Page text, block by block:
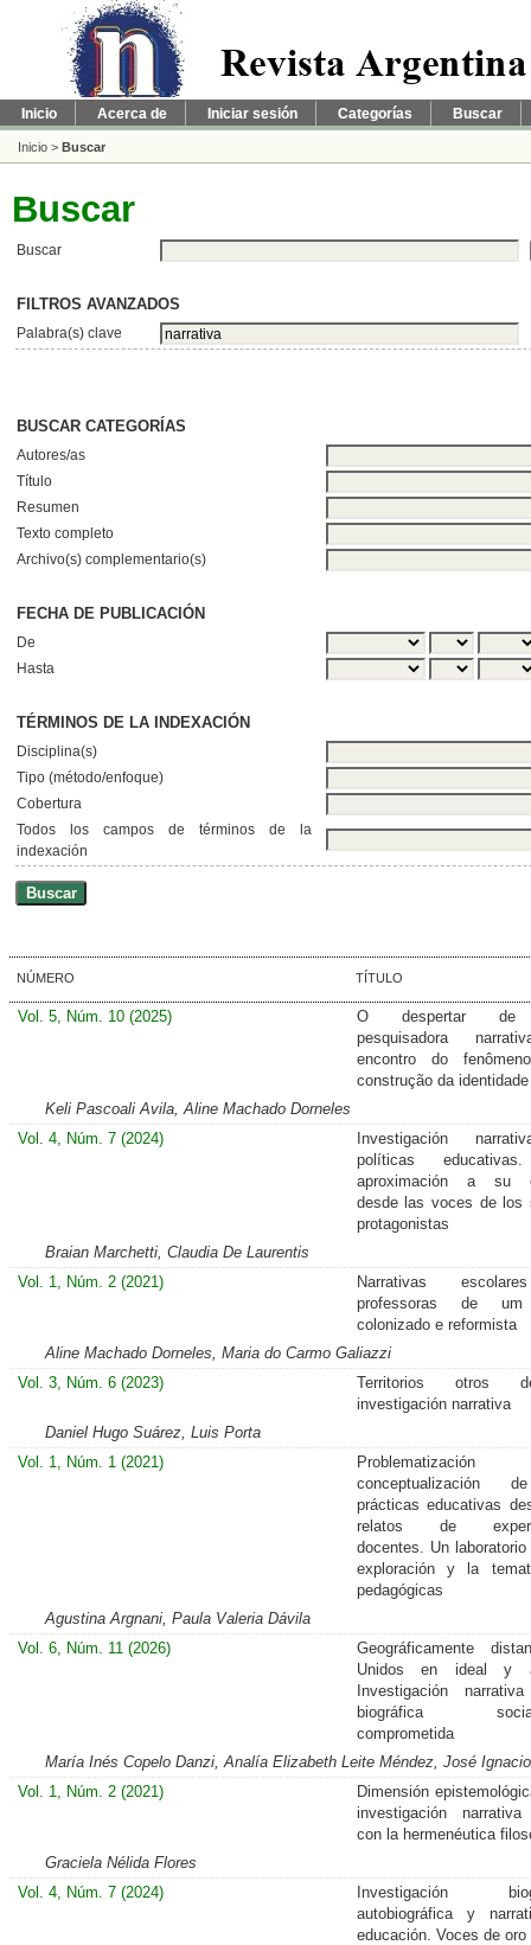
Inicio Acerca de Iniciar sesión Categorías Buscar
Inicio > Buscar
Buscar
Buscar
FILTROS AVANZADOS
Palabra(s) clave
BUSCAR CATEGORÍAS
Autores/as
Título
Resumen
Texto completo
Archivo(s) complementario(s)
FECHA DE PUBLICACIÓN
De
Hasta
TÉRMINOS DE LA INDEXACIÓN
Disciplina(s)
Tipo (método/enfoque)
Cobertura
Todos los campos de términos de la
indexación
NÚMERO TÍTULO
Vol. 5, Núm. 10 (2025)
O despertar de
pesquisadora
encontro do
construção da identidade
Keli Pascoali Avila, Aline Machado Dorneles
Vol. 4, Núm. 7 (2024)
Investigación
políticas
aproximación a su
desde las voces de los
protagonistas
Braian Marchetti, Claudia De Laurentis
Vol. 1, Núm. 2 (2021)
Narrativas
professoras de
colonizado e reformista
Aline Machado Dorneles, Maria do Carmo Galiazzi
Vol. 3, Núm. 6 (2023)
Territorios otros
investigación narrativa
Daniel Hugo Suárez, Luis Porta
Vol. 1, Núm. 1 (2021)
conceptualización
prácticas educativas
relatos de
docentes. Un laboratorio
exploración y la
pedagógicas
Agustina Argnani, Paula Valeria Dávila
Vol. 6, Núm. 11 (2026)
Geográficamente
Unidos en ideal y
Investigación
biográfica
comprometida
María Inés Copelo Danzi, Analía Elizabeth Leite Méndez, José
Vol. 1, Núm. 2 (2021)
Dimensión
investigación
con la hermenéutica
Graciela Nélida Flores
Vol. 4, Núm. 7 (2024)
Investigación
autobiográfica y
educación. Voces de oro